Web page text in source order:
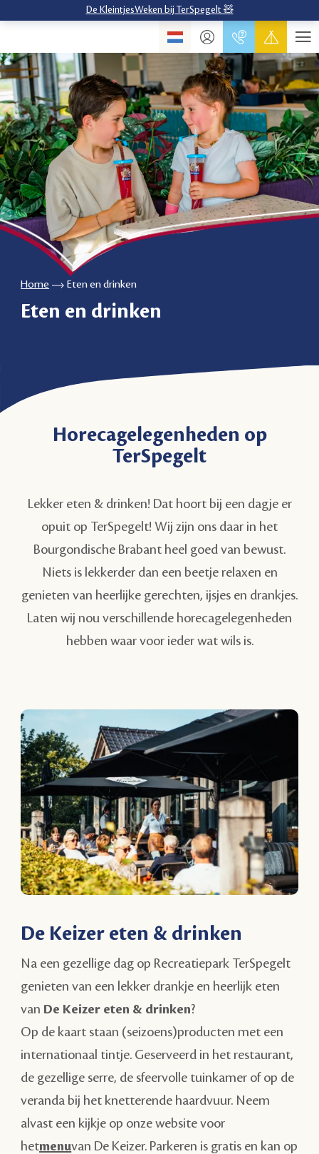
De KleintjesWeken bij TerSpegelt 🧸
Home Eten en drinken
Eten en drinken
Horecagelegenheden op
TerSpegelt
Lekker eten & drinken! Dat hoort bij een dagje er
opuit op TerSpegelt! Wij zijn ons daar in het
Bourgondische Brabant heel goed van bewust.
Niets is lekkerder dan een beetje relaxen en
genieten van heerlijke gerechten, ijsjes en drankjes.
Laten wij nou verschillende horecagelegenheden
hebben waar voor ieder wat wils is.
De Keizer eten & drinken
Na een gezellige dag op Recreatiepark TerSpegelt
genieten van een lekker drankje en heerlijk eten
van De Keizer eten & drinken?
Op de kaart staan (seizoens)producten met een
internationaal tintje. Geserveerd in het restaurant,
de gezellige serre, de sfeervolle tuinkamer of op de
veranda bij het knetterende haardvuur. Neem
alvast een kijkje op onze website voor
hetmenuvan De Keizer. Parkeren is gratis en kan op